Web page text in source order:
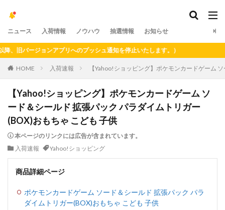
ニュース 入荷情報 ノウハウ 抽選情報 お知らせ
ージョンアプリへのプッシュ通知を停止いたします。）
HOME 入荷速報 【Yahoo!ショッピング】ポケモンカードゲーム
【Yahoo!ショッピング】ポケモンカードゲーム ソ
ード＆シールド 拡張パック パラダイムトリガー
(BOX)おもちゃ こども 子供
本ページのリンクには広告が含まれています。
入荷速報
Yahoo!ショッピング
商品詳細ページ
ポケモンカードゲーム ソード＆シールド 拡張パック パラ
ダイムトリガー(BOX)おもちゃ こども 子供